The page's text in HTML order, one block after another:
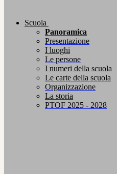
Scuola
Panoramica
Presentazione
I luoghi
Le persone
I numeri della scuola
Le carte della scuola
Organizzazione
La storia
PTOF 2025 - 2028